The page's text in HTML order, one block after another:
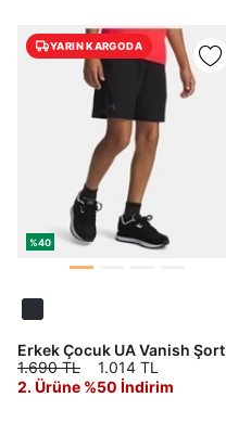
%40
YARIN KARGODA
Erkek Çocuk UA Vanish Şort
1.690 TL
1.014 TL
2. Ürüne %50 İndirim